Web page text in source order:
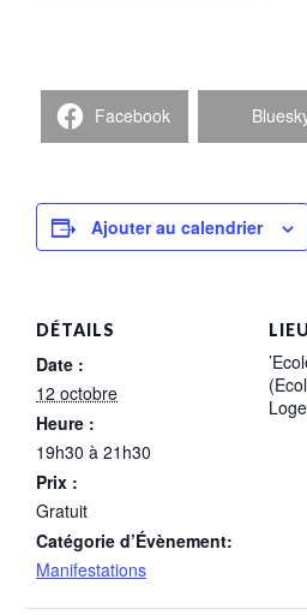
Facebook
Ajouter au calendrier
DÉTAILS
Date :
12 octobre
Heure :
19h30 à 21h30
Prix :
Gratuit
Catégorie d’Évènement:
Manifestations
LIEU